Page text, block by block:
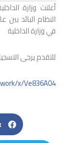
أعلنت وزارة
النظام البائد بين عامي
في وزارة الداخلية
للتقدم يرجى
x/Ve836A04